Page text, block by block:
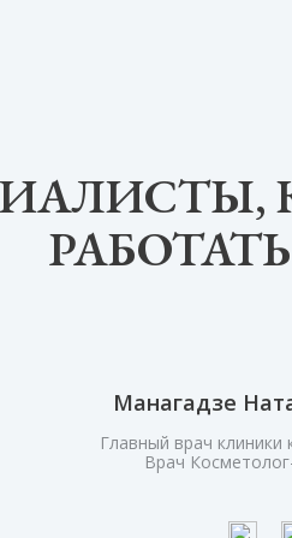
Манагадзе
Главный врач клиники
Врач